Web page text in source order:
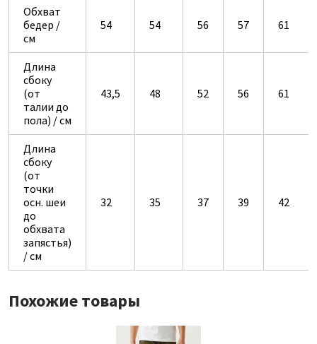
Обхват
бедер /
см
54 54 56 57 61
Длина
сбоку
(от
талии до
пола) / см
43,5 48 52 56 61
Длина
сбоку
(от
точки
осн. шеи
до
обхвата
запястья)
/ см
32 35 37 39 42
Похожие товары